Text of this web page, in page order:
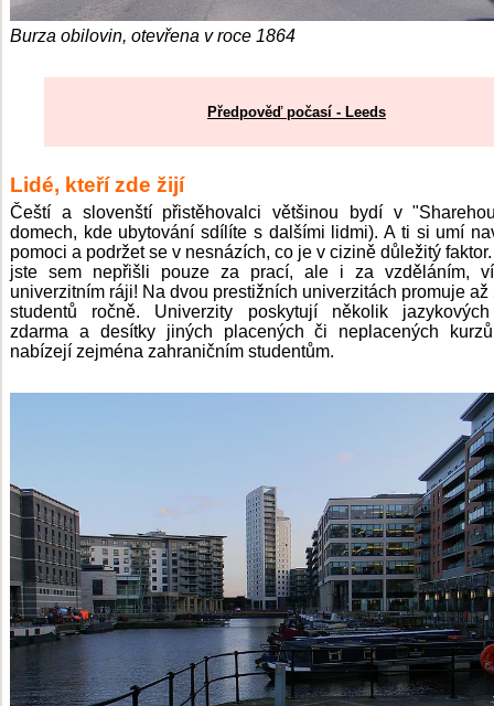
Burza obilovin, otevřena v roce 1864
Předpověď počasí - Leeds
Lidé, kteří zde žijí
Čeští a slovenští přistěhovalci většinou bydí v
domech, kde ubytování sdílíte s dalšími lidmi). A ti si umí
pomoci a podržet se v nesnázích, co je v cizině důležitý
jste sem nepřišli pouze za prací, ale i za vzděláním,
univerzitním ráji! Na dvou prestižních univerzitách promuje až
studentů ročně. Univerzity poskytují několik
zdarma a desítky jiných placených či neplacených
nabízejí zejména zahraničním studentům.